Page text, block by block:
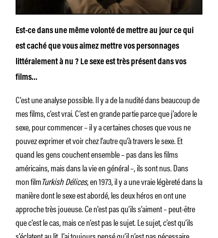
Est-ce dans une même volonté de mettre au jour ce qui
est caché que vous aimez mettre vos personnages
littéralement à nu ? Le sexe est très présent dans vos
films…
C’est une analyse possible. Il y a de la nudité dans beaucoup de
mes films, c’est vrai. C’est en grande partie parce que j’adore le
sexe, pour commencer – il y a certaines choses que vous ne
pouvez exprimer et voir chez l’autre qu’à travers le sexe. Et
quand les gens couchent ensemble – pas dans les films
américains, mais dans la vie en général –, ils sont nus. Dans
mon filmTurkish Délices, en 1973, il y a une vraie légèreté dans la
manière dont le sexe est abordé, les deux héros en ont une
approche très joueuse. Ce n’est pas qu’ils s’aiment – peut-être
que c’est le cas, mais ce n’est pas le sujet. Le sujet, c’est qu’ils
s’éclatent au lit. J’ai toujours pensé qu’il n’est pas nécessaire